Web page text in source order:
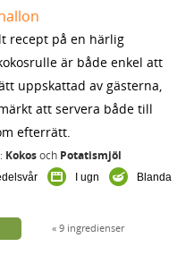
recept på en härlig
är både enkel att
uppskattad av gästerna,
att servera både till
efterrätt.
Kokosoch Potatismjöl
I ugn
Blanda
9 ingredienser